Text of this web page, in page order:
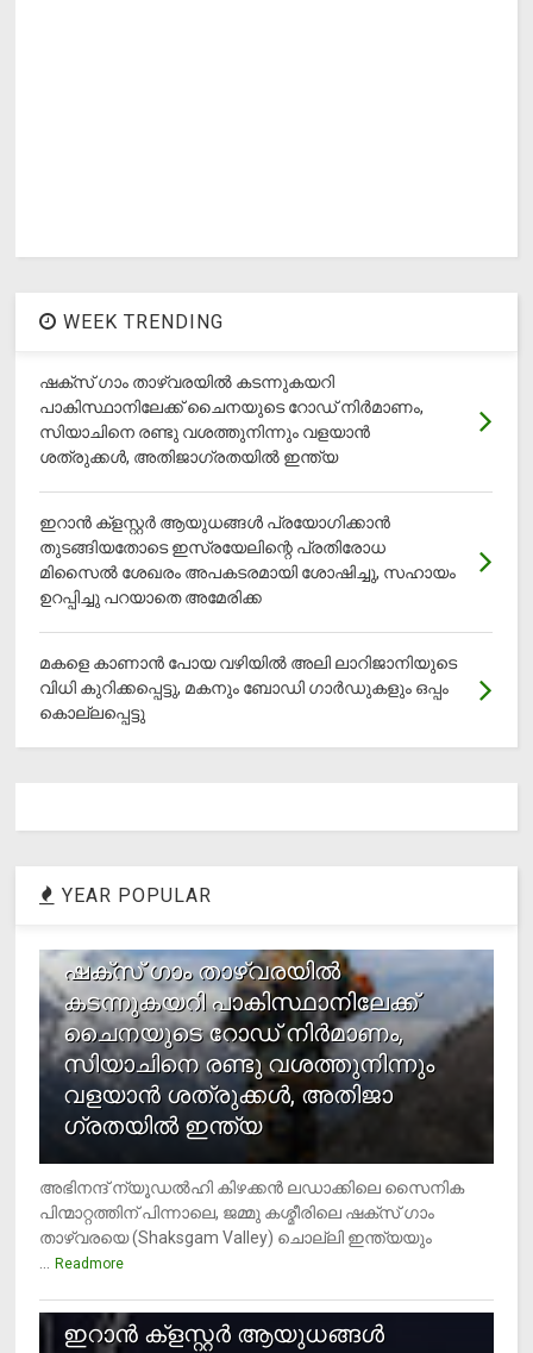
WEEK TRENDING
ഷക്സ് ​ഗാം താഴ്‌വരയിൽ കടന്നുകയറി
പാകിസ്ഥാനിലേക്ക് ചൈനയുടെ റോഡ് നിർമാണം,
സിയാചിനെ രണ്ടു വശത്തുനിന്നും വളയാൻ
ശത്രുക്കൾ, അതിജാ​ഗ്രതയിൽ ഇന്ത്യ
ഇറാന്‍ ക്‌ളസ്റ്റര്‍ ആയുധങ്ങള്‍ പ്രയോഗിക്കാന്‍
തുടങ്ങിയതോടെ ഇസ്രയേലിന്റെ പ്രതിരോധ
മിസൈല്‍ ശേഖരം അപകടരമായി ശോഷിച്ചു, സഹായം
ഉറപ്പിച്ചു പറയാതെ അമേരിക്ക
മകളെ കാണാന്‍ പോയ വഴിയില്‍ അലി ലാറിജാനിയുടെ
വിധി കുറിക്കപ്പെട്ടു, മകനും ബോഡി ഗാര്‍ഡുകളും ഒപ്പം
കൊല്ലപ്പെട്ടു
YEAR POPULAR
ഷക്സ് ​ഗാം താഴ്‌വരയിൽ
കടന്നുകയറി പാകിസ്ഥാനിലേക്ക്
ചൈനയുടെ റോഡ് നിർമാണം,
സിയാചിനെ രണ്ടു വശത്തുനിന്നും
വളയാൻ ശത്രുക്കൾ, അതിജാ​
ഗ്രതയിൽ ഇന്ത്യ
അഭിനന്ദ് ന്യൂഡൽഹി കിഴക്കൻ ലഡാക്കിലെ സൈനിക
പിന്മാറ്റത്തിന് പിന്നാലെ, ജമ്മു കശ്മീരിലെ ഷക്സ് ​ഗാം
താഴ്‌വരയെ (Shaksgam Valley) ചൊല്ലി ഇന്ത്യയും
... Readmore
ഇറാന്‍ ക്‌ളസ്റ്റര്‍ ആയുധങ്ങള്‍